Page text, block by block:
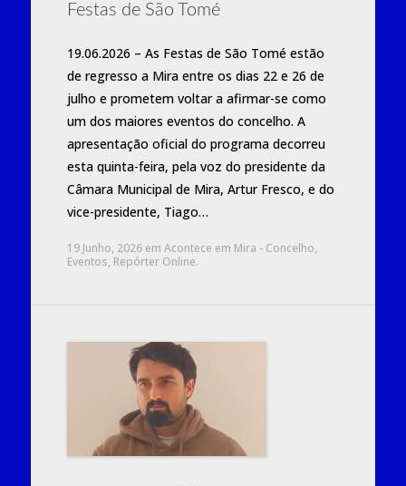
Festas de São Tomé
19.06.2026 – As Festas de São Tomé estão
de regresso a Mira entre os dias 22 e 26 de
julho e prometem voltar a afirmar-se como
um dos maiores eventos do concelho. A
apresentação oficial do programa decorreu
esta quinta-feira, pela voz do presidente da
Câmara Municipal de Mira, Artur Fresco, e do
vice-presidente, Tiago…
19 Junho, 2026em Acontece em Mira - Concelho,
Eventos, Repórter Online.